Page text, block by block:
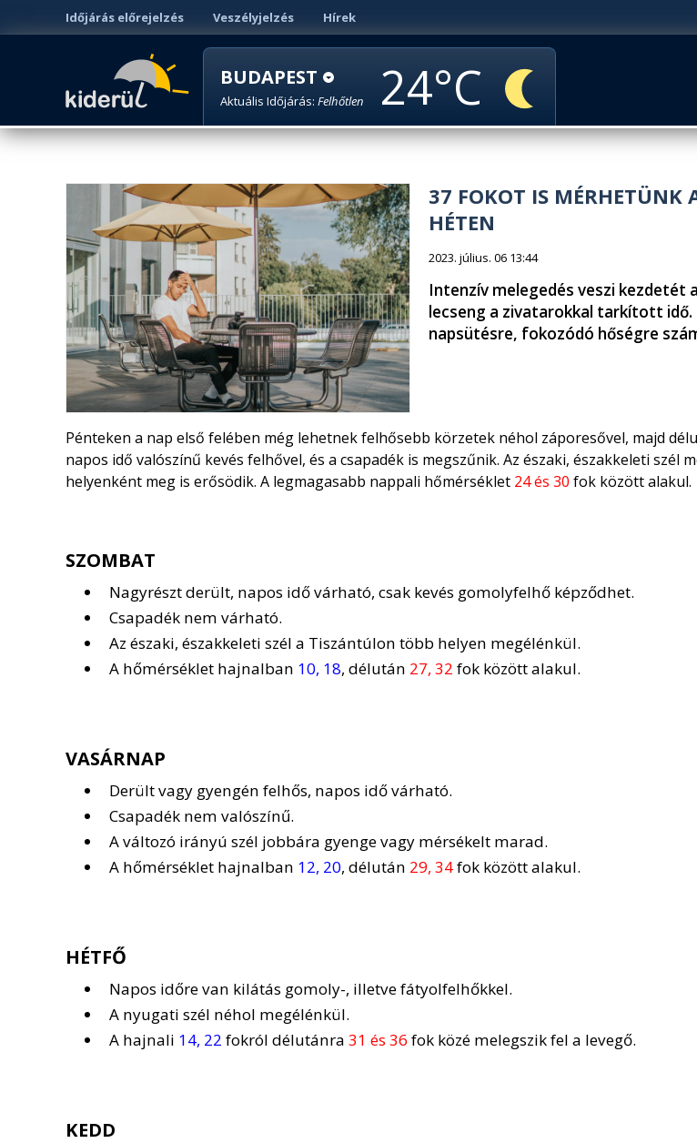
Időjárás előrejelzés Veszélyjelzés Hírek
BUDAPEST
Aktuális Időjárás: Felhőtlen 24
37 FOKOT IS MÉRHETÜNK
HÉTEN
2023. július. 06 13:44
Intenzív melegedés veszi kezdetét
lecseng a zivatarokkal tarkított idő.
napsütésre, fokozódó hőségre
Pénteken a nap első felében még lehetnek felhősebb körzetek néhol záporesővel, majd
napos idő valószínű kevés felhővel, és a csapadék is megszűnik. Az északi, északkeleti szél
helyenként meg is erősödik. A legmagasabb nappali hőmérséklet 24 és 30 fok között alakul.
SZOMBAT
Nagyrészt derült, napos idő várható, csak kevés gomolyfelhő képződhet.
Csapadék nem várható.
Az északi, északkeleti szél a Tiszántúlon több helyen megélénkül.
A hőmérséklet hajnalban 10, 18, délután 27, 32 fok között alakul.
VASÁRNAP
Derült vagy gyengén felhős, napos idő várható.
Csapadék nem valószínű.
A változó irányú szél jobbára gyenge vagy mérsékelt marad.
A hőmérséklet hajnalban 12, 20, délután 29, 34fok között alakul.
HÉTFŐ
Napos időre van kilátás gomoly-, illetve fátyolfelhőkkel.
A nyugati szél néhol megélénkül.
A hajnali 14, 22 fokról délutánra 31 és 36 fok közé melegszik fel a levegő.
KEDD